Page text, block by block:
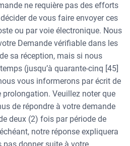
ne requière pas des efforts
de vous faire envoyer ces
ou par voie électronique. Nous
Demande vérifiable dans les
sa réception, mais si nous
(jusqu’à quarante-cinq [45]
vous informerons par écrit de
prolongation. Veuillez noter que
de répondre à votre demande
deux (2) fois par période de
notre réponse expliquera